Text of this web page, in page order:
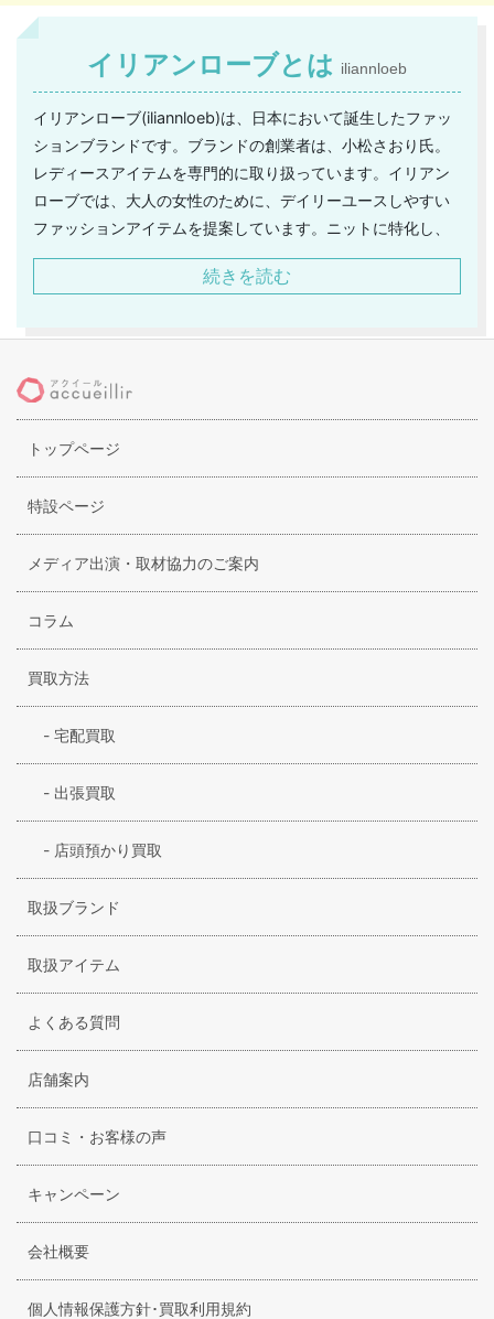
イリアンローブとは iliannloeb
イリアンローブ(iliannloeb)は、日本において誕生したファッ
ションブランドです。ブランドの創業者は、小松さおり氏。
レディースアイテムを専門的に取り扱っています。イリアン
ローブでは、大人の女性のために、デイリーユースしやすい
ファッションアイテムを提案しています。ニットに特化し、
その可能性を追求しているのも、イリアンローブならではと
言えるでしょう。イリアンローブのアイテムの素材に使われ
能性を損なうことなく、着心地の良さを追求したアイテムを
なデザインは、ヴィンテージウェアの編み方に強くインスパ
イアされたものとなっています。無縫製編み機を用いてアイ
テムの製作を行なっており、立体感があって美しいフォルム
の洋服へと仕上げています。新作の展開にも積極的に取り組
んでおり、今後も期待されているブランドです。
続きを読む
トップページ
特設ページ
メディア出演・取材協力のご案内
コラム
買取方法
- 宅配買取
- 出張買取
- 店頭預かり買取
取扱ブランド
取扱アイテム
よくある質問
店舗案内
口コミ・お客様の声
キャンペーン
会社概要
個人情報保護方針･買取利用規約